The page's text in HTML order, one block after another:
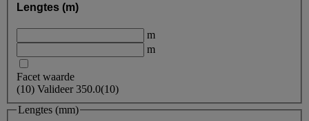
Lengtes (m)
m
m
Facet waarde
(10) Valideer350.0(10)
Lengtes (mm)